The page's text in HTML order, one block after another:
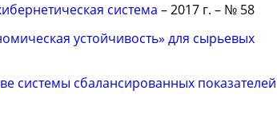
система – 2017 г. – № 58
устойчивость» для сырьевых
системы сбалансированных показателей